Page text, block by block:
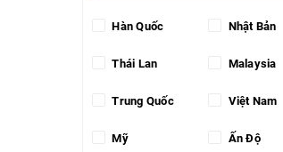
Hàn Quốc Nhật Bản
Thái Lan Malaysia
Trung Quốc Việt Nam
Mỹ Ấn Độ